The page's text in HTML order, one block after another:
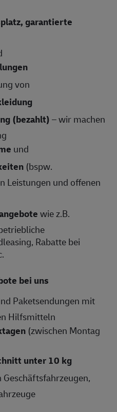
garantierte
von
(bezahlt)– wir machen
und
(bspw.
Leistungen und offenen
wie z.B.
Rabatte bei
bei uns
Paketsendungen mit
Hilfsmitteln
(zwischen Montag
unter 10 kg